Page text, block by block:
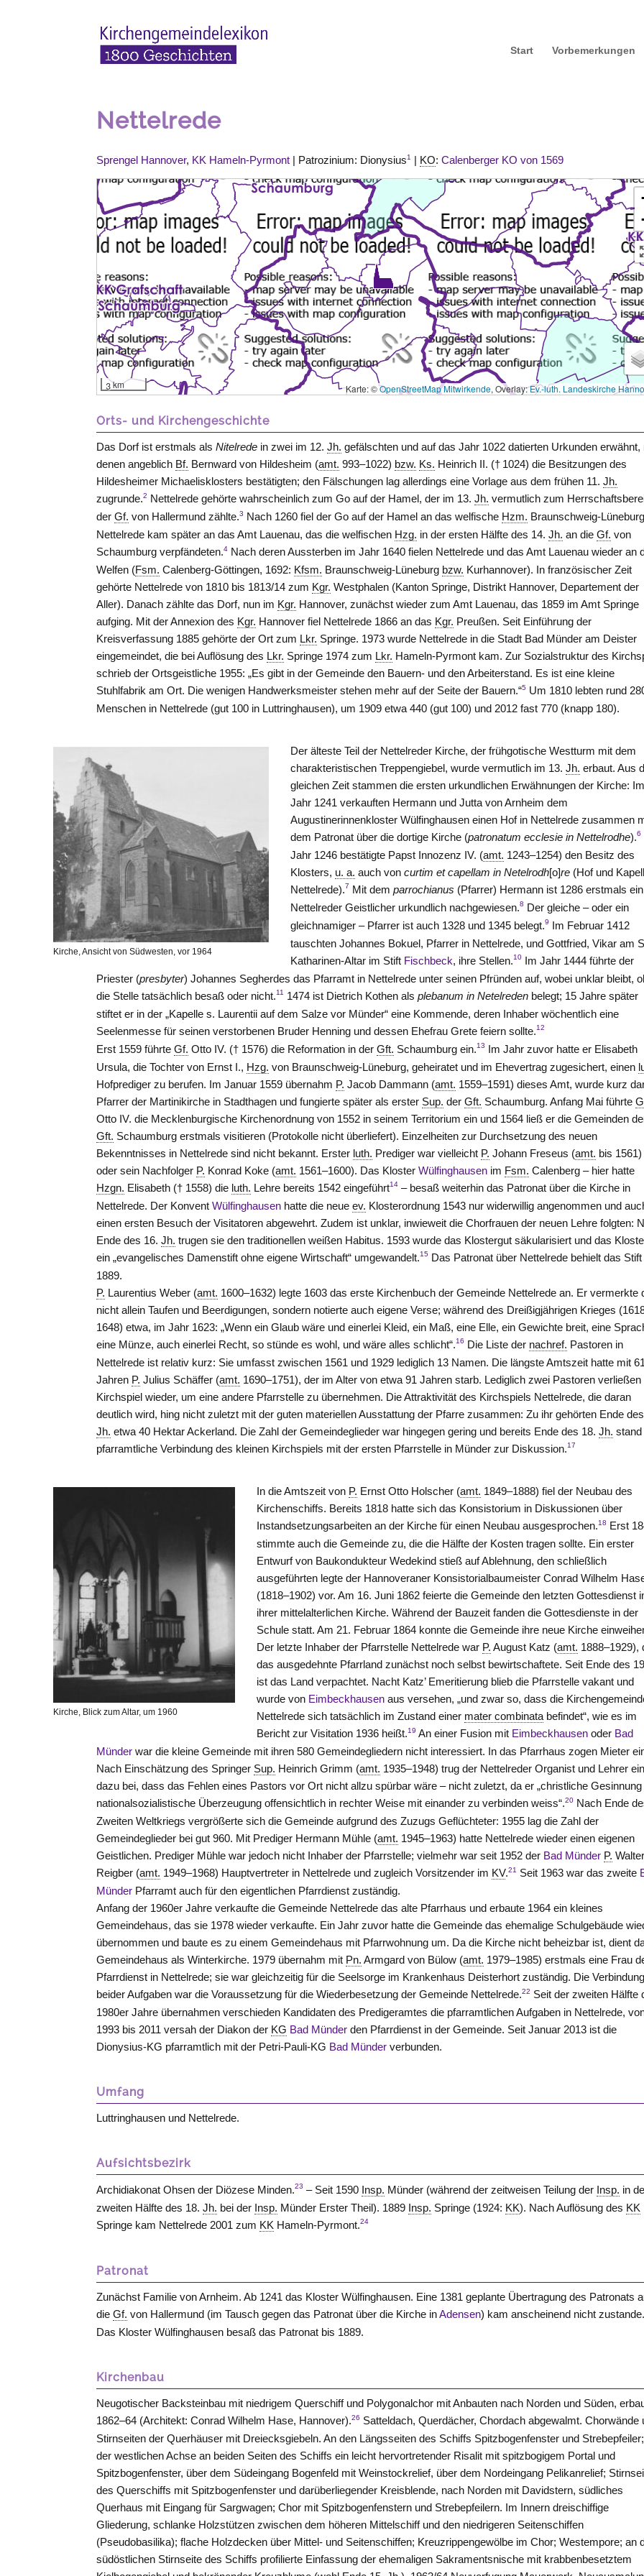
Start Vorbemerkungen
Nettelrede
Sprengel Hannover, KK Hameln-Pyrmont | Patrozinium: Dionysius1 | KO:Calenberger KO von 1569
3 km Karte: ©OpenStreetMap Mitwirkende, Overlay:Ev.-luth. Landeskirche
Orts- und Kirchengeschichte
Das Dorf ist erstmals alsNitelrede in zwei im 12.Jh. gefälschten und auf das Jahr 1022 datierten Urkunden erwähnt,
denen angeblich Bf. Bernward von Hildesheim (amt. 993–1022) bzw. Ks. Heinrich II. († 1024) die Besitzungen des
Hildesheimer Michaelisklosters bestätigten; den Fälschungen lag allerdings eine Vorlage aus dem frühen 11.Jh.
zugrunde.2 Nettelrede gehörte wahrscheinlich zum Go auf der Hamel, der im 13.Jh. vermutlich zum
derGf. von Hallermund zählte.3 Nach 1260 fiel der Go auf der Hamel an das welfische Hzm. Braunschweig-Lüneburg
Nettelrede kam später an das Amt Lauenau, das die welfischen Hzg. in der ersten Hälfte des 14.Jh. an dieGf. von
Schaumburg verpfändeten.4 Nach deren Aussterben im Jahr 1640 fielen Nettelrede und das Amt Lauenau wieder an
Welfen (Fsm. Calenberg-Göttingen, 1692: Kfsm. Braunschweig-Lüneburg bzw. Kurhannover). In französischer Zeit
gehörte Nettelrede von 1810 bis 1813/14 zum Kgr. Westphalen (Kanton Springe, Distrikt Hannover, Departement der
Aller). Danach zählte das Dorf, nun im Kgr. Hannover, zunächst wieder zumAmt Lauenau, das 1859 im Amt Springe
aufging. Mit der Annexion des Kgr. Hannover fiel Nettelrede 1866 an das Kgr. Preußen. Seit Einführung der
Kreisverfassung 1885 gehörte der Ort zum Lkr. Springe. 1973 wurde Nettelrede in die Stadt Bad Münder am Deister
eingemeindet, die bei Auflösung des Lkr. Springe 1974 zum Lkr. Hameln-Pyrmont kam. Zur Sozialstruktur des
schrieb der Ortsgeistliche 1955: „Es gibt in der Gemeinde den Bauern- und den Arbeiterstand. Es ist eine kleine
Stuhlfabrik am Ort. Die wenigen Handwerksmeister stehen mehr auf der Seite der Bauern.“5 Um 1810 lebten rund
Menschen in Nettelrede (gut 100 in Luttringhausen), um 1909 etwa 440 (gut 100) und 2012 fast 770 (knapp 180).
Kirche, Ansicht von Südwesten, vor 1964
Der älteste Teil der Nettelreder Kirche, der frühgotische Westturm mit dem
charakteristischen Treppengiebel, wurde vermutlich im 13.Jh. erbaut. Aus
gleichen Zeit stammen die ersten urkundlichen Erwähnungen der Kirche: Im
Jahr 1241 verkauften Hermann und Jutta vonArnheim dem
AugustinerinnenklosterWülfinghausen einen Hof in Nettelrede zusammen
dem Patronat über die dortige Kirche (patronatum ecclesie in Nettelrodhe).6
Jahr 1246 bestätigte Papst Innozenz IV. (amt. 1243–1254) den Besitz des
Klosters, u. a. auch voncurtim et capellam in Netelrodh[o]re (Hof und
Nettelrede).7 Mit demparrochianus (Pfarrer) Hermann ist 1286 erstmals ein
Nettelreder Geistlicher urkundlich nachgewiesen.8 Der gleiche – oder ein
gleichnamiger – Pfarrer ist auch 1328 und 1345 belegt.9 Im Februar 1412
tauschten Johannes Bokuel, Pfarrer in Nettelrede, und Gottfried, Vikar am
Katharinen-Altar im Stift Fischbeck, ihre Stellen.10 Im Jahr 1444 führte der
Priester (presbyter) Johannes Segherdes das Pfarramt in Nettelrede unter seinen Pfründen auf, wobei unklar bleibt,
die Stelle tatsächlich besaß oder nicht.11 1474 ist Dietrich Kothen alsplebanum in Netelreden belegt; 15 Jahre später
stiftet er in der „Kapelle s. Laurentii auf dem Salze vor Münder“ eine Kommende, deren Inhaber wöchentlich eine
Seelenmesse für seinen verstorbenen Bruder Henning und dessen Ehefrau Grete feiern sollte.12
Erst 1559 führteGf. Otto IV. († 1576) die Reformation in derGft. Schaumburg ein.13 Im Jahr zuvor hatte er Elisabeth
Ursula, die Tochter von Ernst I., Hzg. von Braunschweig-Lüneburg, geheiratet und im Ehevertrag zugesichert, einen
Hofprediger zu berufen. Im Januar 1559 übernahm P. Jacob Dammann (amt. 1559–1591) dieses Amt, wurde kurz
Pfarrer der Martinikirche in Stadthagen und fungierte später als erster Sup. derGft. Schaumburg. Anfang Mai führte
Otto IV. die Mecklenburgische Kirchenordnung von 1552 in seinem Territorium ein und 1564 ließ er die Gemeinden
Gft. Schaumburg erstmals visitieren (Protokolle nicht überliefert). Einzelheiten zur Durchsetzung des neuen
Bekenntnisses in Nettelrede sind nicht bekannt. Erster luth. Prediger war vielleicht P. Johann Freseus (amt. bis 1561)
oder sein Nachfolger P. Konrad Koke (amt. 1561–1600). Das KlosterWülfinghausen im Fsm. Calenberg – hier hatte
Hzgn. Elisabeth († 1558) die luth. Lehre bereits 1542 eingeführt14 – besaß weiterhin das Patronat über die Kirche in
Nettelrede. Der KonventWülfinghausen hatte die neueev. Klosterordnung 1543 nur widerwillig angenommen und
einen ersten Besuch der Visitatoren abgewehrt. Zudem ist unklar, inwieweit die Chorfrauen der neuen Lehre folgten:
Ende des 16.Jh. trugen sie den traditionellen weißen Habitus. 1593 wurde das Klostergut säkularisiert und das
ein „evangelisches Damenstift ohne eigene Wirtschaft“ umgewandelt.15 Das Patronat über Nettelrede behielt das Stift
1889.
P. Laurentius Weber (amt. 1600–1632) legte 1603 das erste Kirchenbuch der Gemeinde Nettelrede an. Er vermerkte
nicht allein Taufen und Beerdigungen, sondern notierte auch eigene Verse; während des Dreißigjährigen Krieges
1648) etwa, im Jahr 1623: „Wenn ein Glaub wäre und einerlei Kleid, ein Maß, eine Elle, ein Gewichte breit, eine
eine Münze, auch einerlei Recht, so stünde es wohl, und wäre alles schlicht“.16 Die Liste der nachref. Pastoren in
Nettelrede ist relativ kurz: Sie umfasst zwischen 1561 und 1929 lediglich 13 Namen. Die längste Amtszeit hatte mit 61
Jahren P. Julius Schäffer (amt. 1690–1751), der im Alter von etwa 91 Jahren starb. Lediglich zwei Pastoren verließen
Kirchspiel wieder, um eine andere Pfarrstelle zu übernehmen. Die Attraktivität des Kirchspiels Nettelrede, die daran
deutlich wird, hing nicht zuletzt mit der guten materiellen Ausstattung der Pfarre zusammen: Zu ihr gehörten Ende
Jh. etwa 40 Hektar Ackerland. Die Zahl der Gemeindeglieder war hingegen gering und bereits Ende des 18.Jh. stand
pfarramtliche Verbindung des kleinen Kirchspiels mit der ersten Pfarrstelle in Münder zur Diskussion.17
Kirche, Blick zum Altar, um 1960
In die Amtszeit von P. Ernst Otto Holscher (amt. 1849–1888) fiel der Neubau des
Kirchenschiffs. Bereits 1818 hatte sich das Konsistorium in Diskussionen über
Instandsetzungsarbeiten an der Kirche für einen Neubau ausgesprochen.18 Erst
stimmte auch die Gemeinde zu, die die Hälfte der Kosten tragen sollte. Ein erster
Entwurf von Baukondukteur Wedekind stieß auf Ablehnung, den schließlich
ausgeführten legte der Hannoveraner Konsistorialbaumeister Conrad Wilhelm
(1818–1902) vor. Am 16. Juni 1862 feierte die Gemeinde den letzten Gottesdienst
ihrer mittelalterlichen Kirche. Während der Bauzeit fanden die Gottesdienste in der
Schule statt. Am 21. Februar 1864 konnte die Gemeinde ihre neue Kirche
Der letzte Inhaber der Pfarrstelle Nettelrede war P. August Katz (amt. 1888–1929),
das ausgedehnte Pfarrland zunächst noch selbst bewirtschaftete. Seit Ende des
ist das Land verpachtet. Nacht Katz’ Emeritierung blieb die Pfarrstelle vakant und
wurde von Eimbeckhausen aus versehen, „und zwar so, dass die
Nettelrede sich tatsächlich im Zustand einer mater combinata befindet“, wie es im
Bericht zur Visitation 1936 heißt.19 An einer Fusion mit Eimbeckhausen oder Bad
Münder war die kleine Gemeinde mit ihren 580 Gemeindegliedern nicht interessiert. In das Pfarrhaus zogen Mieter
Nach Einschätzung des Springer Sup. Heinrich Grimm (amt. 1935–1948) trug der Nettelreder Organist und Lehrer
dazu bei, dass das Fehlen eines Pastors vor Ort nicht allzu spürbar wäre – nicht zuletzt, da er „christliche Gesinnung
nationalsozialistische Überzeugung offensichtlich in rechter Weise mit einander zu verbinden weiss“.20 Nach Ende
Zweiten Weltkriegs vergrößerte sich die Gemeinde aufgrund des Zuzugs Geflüchteter: 1955 lag die Zahl der
Gemeindeglieder bei gut 960. Mit Prediger Hermann Mühle (amt. 1945–1963) hatte Nettelrede wieder einen eigenen
Geistlichen. Prediger Mühle war jedoch nicht Inhaber der Pfarrstelle; vielmehr war seit 1952 der Bad Münder P. Walter
Reigber (amt. 1949–1968) Hauptvertreter in Nettelrede und zugleich Vorsitzender im KV.21 Seit 1963 war das zweite
Münder Pfarramt auch für den eigentlichen Pfarrdienst zuständig.
Anfang der 1960er Jahre verkaufte die Gemeinde Nettelrede das alte Pfarrhaus und erbaute 1964 ein kleines
Gemeindehaus, das sie 1978 wieder verkaufte. Ein Jahr zuvor hatte die Gemeinde das ehemalige Schulgebäude
übernommen und baute es zu einem Gemeindehaus mit Pfarrwohnung um. Da die Kirche nicht beheizbar ist, dient
Gemeindehaus als Winterkirche. 1979 übernahm mit Pn. Armgard von Bülow (amt. 1979–1985) erstmals eine Frau
Pfarrdienst in Nettelrede; sie war gleichzeitig für die Seelsorge im Krankenhaus Deisterhort zuständig. Die Verbindung
beider Aufgaben war die Voraussetzung für die Wiederbesetzung der Gemeinde Nettelrede.22 Seit der zweiten Hälfte
1980er Jahre übernahmen verschieden Kandidaten des Predigeramtes die pfarramtlichen Aufgaben in Nettelrede,
1993 bis 2011 versah der Diakon der KG Bad Münder den Pfarrdienst in der Gemeinde. Seit Januar 2013 ist die
Dionysius-KG pfarramtlich mit der Petri-Pauli-KG Bad Münder verbunden.
Umfang
Luttringhausen und Nettelrede.
Aufsichtsbezirk
Archidiakonat Ohsen der Diözese Minden.23 – Seit 1590 Insp. Münder (während der zeitweisen Teilung der Insp. in
zweiten Hälfte des 18.Jh. bei der Insp. Münder Erster Theil). 1889 Insp. Springe (1924: KK). Nach Auflösung des KK
Springe kam Nettelrede 2001 zum KK Hameln-Pyrmont.24
Patronat
Zunächst Familie vonArnheim. Ab 1241 das KlosterWülfinghausen. Eine 1381 geplante Übertragung des Patronats
dieGf. von Hallermund (im Tausch gegen das Patronat über die Kirche inAdensen) kam anscheinend nicht
Das KlosterWülfinghausen besaß das Patronat bis 1889.
Kirchenbau
Neugotischer Backsteinbau mit niedrigem Querschiff und Polygonalchor mit Anbauten nach Norden und Süden,
1862–64 (Architekt: Conrad Wilhelm Hase, Hannover).26 Satteldach, Querdächer, Chordach abgewalmt. Chorwände
Stirnseiten der Querhäuser mit Dreiecksgiebeln. An den Längsseiten des Schiffs Spitzbogenfenster und
der westlichen Achse an beiden Seiten des Schiffs ein leicht hervortretender Risalit mit spitzbogigem Portal und
Spitzbogenfenster, über dem Südeingang Bogenfeld mit Weinstockrelief, über dem Nordeingang Pelikanrelief;
des Querschiffs mit Spitzbogenfenster und darüberliegender Kreisblende, nach Norden mit Davidstern, südliches
Querhaus mit Eingang für Sargwagen; Chor mit Spitzbogenfenstern und Strebepfeilern. Im Innern dreischiffige
Gliederung, schlanke Holzstützen zwischen dem höheren Mittelschiff und den niedrigeren Seitenschiffen
(Pseudobasilika); flache Holzdecken über Mittel- und Seitenschiffen; Kreuzrippengewölbe im Chor; Westempore; an
südöstlichen Stirnseite des Schiffs profilierte Einfassung der ehemaligen Sakramentsnische mit krabbenbesetztem